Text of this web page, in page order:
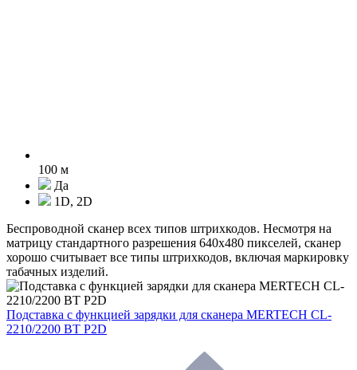
100 м
Да
1D, 2D
Беспроводной сканер всех типов штрихкодов. Несмотря на
матрицу стандартного разрешения 640х480 пикселей, сканер
хорошо считывает все типы штрихкодов, включая маркировку
табачных изделий.
Подставка с функцией зарядки для сканера MERTECH CL-
2210/2200 BT P2D